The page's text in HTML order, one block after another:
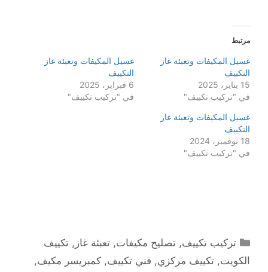
مرتبط
غسيل المكيفات وتعبئة غاز
التكييف
15 يناير، 2025
في "تركيب تكييف"
غسيل المكيفات وتعبئة غاز
التكييف
6 فبراير، 2025
في "تركيب تكييف"
غسيل المكيفات وتعبئة غاز
التكييف
18 نوفمبر، 2024
في "تركيب تكييف"
التصنيفات
تركيب تكييف,تصليح مكيفات,تعبئة غاز ,تكييف
الكويت, تكييف مركزي, فني تكييف, كمبريسر مكيف,